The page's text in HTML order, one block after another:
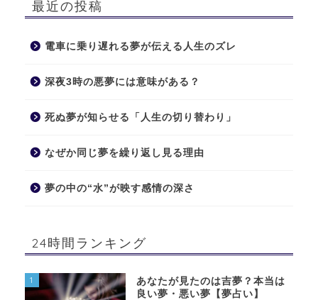
最近の投稿
電車に乗り遅れる夢が伝える人生のズレ
深夜3時の悪夢には意味がある？
死ぬ夢が知らせる「人生の切り替わり」
なぜか同じ夢を繰り返し見る理由
夢の中の“水”が映す感情の深さ
24時間ランキング
1
あなたが見たのは吉夢？本当は
良い夢・悪い夢【夢占い】